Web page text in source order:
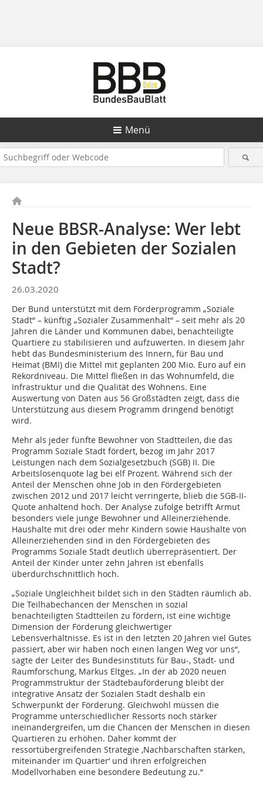
Menü
Neue BBSR-Analyse: Wer lebt
in den Gebieten der Sozialen
Stadt?
26.03.2020
Der Bund unterstützt mit dem Förderprogramm „Soziale
Stadt“ – künftig „Sozialer Zusammenhalt“ – seit mehr als 20
Jahren die Länder und Kommunen dabei, benachteiligte
Quartiere zu stabilisieren und aufzuwerten. In diesem Jahr
hebt das Bundesministerium des Innern, für Bau und
Heimat (BMI) die Mittel mit geplanten 200 Mio. Euro auf ein
Rekordniveau. Die Mittel fließen in das Wohnumfeld, die
Infrastruktur und die Qualität des Wohnens. Eine
Auswertung von Daten aus 56 Großstädten zeigt, dass die
Unterstützung aus diesem Programm dringend benötigt
wird.
Mehr als jeder fünfte Bewohner von Stadtteilen, die das
Programm Soziale Stadt fördert, bezog im Jahr 2017
Leistungen nach dem Sozialgesetzbuch (SGB) II. Die
Arbeitslosenquote lag bei elf Prozent. Während sich der
Anteil der Menschen ohne Job in den Fördergebieten
zwischen 2012 und 2017 leicht verringerte, blieb die SGB-II-
Quote anhaltend hoch. Der Analyse zufolge betrifft Armut
besonders viele junge Bewohner und Alleinerziehende.
Haushalte mit drei oder mehr Kindern sowie Haushalte von
Alleinerziehenden sind in den Fördergebieten des
Programms Soziale Stadt deutlich überrepräsentiert. Der
Anteil der Kinder unter zehn Jahren ist ebenfalls
überdurchschnittlich hoch.
„Soziale Ungleichheit bildet sich in den Städten räumlich ab.
Die Teilhabechancen der Menschen in sozial
benachteiligten Stadtteilen zu fördern, ist eine wichtige
Dimension der Förderung gleichwertiger
Lebensverhältnisse. Es ist in den letzten 20 Jahren viel Gutes
passiert, aber wir haben noch einen langen Weg vor uns“,
sagte der Leiter des Bundesinstituts für Bau-, Stadt- und
Raumforschung, Markus Eltges. „In der ab 2020 neuen
Programmstruktur der Städtebauförderung bleibt der
integrative Ansatz der Sozialen Stadt deshalb ein
Schwerpunkt der Förderung. Gleichwohl müssen die
Programme unterschiedlicher Ressorts noch stärker
ineinandergreifen, um die Chancen der Menschen in diesen
Quartieren zu erhöhen. Daher kommt der
ressortübergreifenden Strategie ,Nachbarschaften stärken,
miteinander im Quartier‘ und ihren erfolgreichen
Modellvorhaben eine besondere Bedeutung zu.“